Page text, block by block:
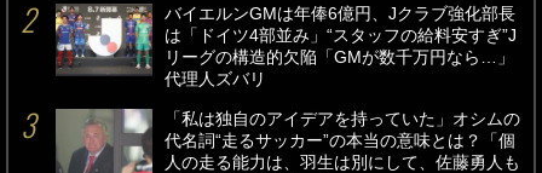
バイエルンGMは年俸6億円、Jクラブ強化部長
は「ドイツ4部並み」“スタッフの給料安すぎ”J
リーグの構造的欠陥「GMが数千万円なら…」
代理人ズバリ
「私は独自のアイデアを持っていた」オシムの
代名詞“走るサッカー”の本当の意味とは？「個
人の走る能力は、羽生は別にして、佐藤勇人も